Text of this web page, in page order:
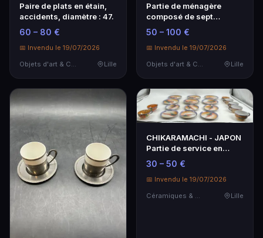
Paire de plats en étain,
accidents, diamètre : 47.
60 – 80 €
📅 Invendu le 19/07/2026
Lille
Partie de ménagère
composé de sept
cuillères en métal
argent…
50 – 100 €
📅 Invendu le 19/07/2026
Lille
CHIKARAMACHI - JAPON
Partie de service en
porcelaine émaillé…
30 – 50 €
📅 Invendu le 19/07/2026
Céramiques & Porcelaine
Lille